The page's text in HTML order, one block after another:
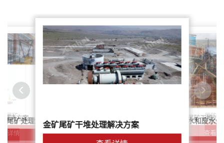
尾矿
解决方案
详情
尾矿处理解决方案简介金矿尾矿干堆处理解决方案鑫海尾矿处理系统：尾矿水和废水
解决方案
针对稀土尾矿干堆处
查看
尾矿干